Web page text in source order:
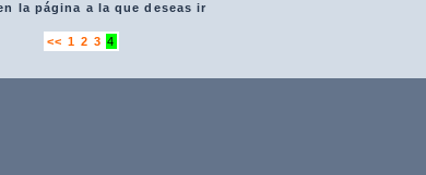
la página a la que deseas ir
<< 1 2 3 4